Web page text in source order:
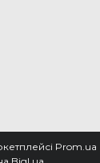
Prom.ua